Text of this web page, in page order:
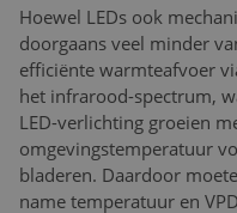
Hoewel LEDs ook
doorgaans veel minder
efficiënte warmteafvoer
het infrarood-spectrum,
LED-verlichting groeien
omgevingstemperatuur
bladeren. Daardoor
name temperatuur en